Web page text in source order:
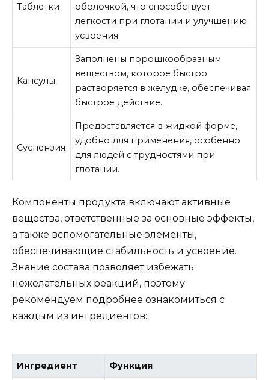
Таблетки
оболочкой, что способствует
легкости при глотании и улучшению
усвоения.
Капсулы
Заполнены порошкообразным
веществом, которое быстро
растворяется в желудке, обеспечивая
быстрое действие.
Суспензия
Предоставляется в жидкой форме,
удобно для применения, особенно
для людей с трудностями при
глотании.
Компоненты продукта включают активные
вещества, ответственные за основные эффекты,
а также вспомогательные элементы,
обеспечивающие стабильность и усвоение.
Знание состава позволяет избежать
нежелательных реакций, поэтому
рекомендуем подробнее ознакомиться с
каждым из ингредиентов:
Ингредиент Функция